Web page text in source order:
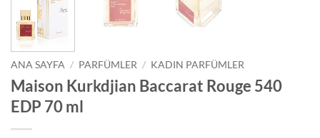
ANA SAYFA / PARFÜMLER / KADIN PARFÜMLER
Maison Kurkdjian Baccarat Rouge 540
EDP 70 ml